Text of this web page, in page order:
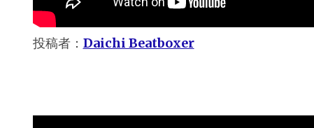
投稿者： Daichi Beatboxer